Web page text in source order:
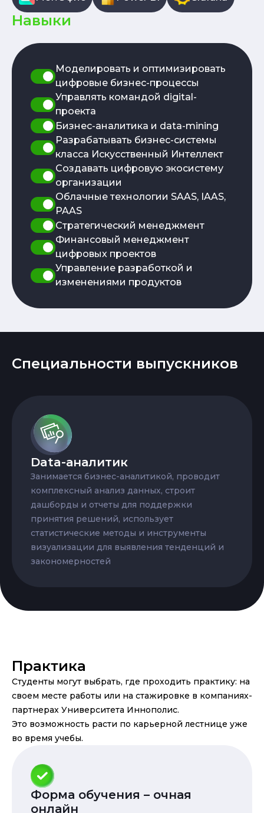
специалиста (углубленный курс)
Русский как иностранный
научных работ на иностранном языке
Навыки
Моделировать и оптимизировать
цифровые бизнес-процессы
Управлять командой digital-
проекта
Бизнес-аналитика и data-mining
Разрабатывать бизнес-системы
класса Искусственный Интеллект
Создавать цифровую экосистему
организации
Облачные технологии SAAS, IAAS,
PAAS
Стратегический менеджмент
Финансовый менеджмент
цифровых проектов
Управление разработкой и
изменениями продуктов
Специальности выпускников
Data-аналитик
Занимается бизнес-аналитикой, проводит
комплексный анализ данных, строит
дашборды и отчеты для поддержки
принятия решений, использует
статистические методы и инструменты
визуализации для выявления тенденций и
закономерностей
Практика
Студенты могут выбрать, где проходить практику: на
своем месте работы или на стажировке в компаниях-
партнерах Университета Иннополис.
Это возможность расти по карьерной лестнице уже
во время учебы.
Форма обучения – очная
онлайн